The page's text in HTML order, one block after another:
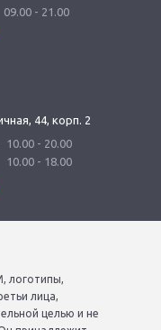
09.00 - 21.00
44, корп. 2
10.00 - 20.00
10.00 - 18.00
логотипы,
лица,
целью и не